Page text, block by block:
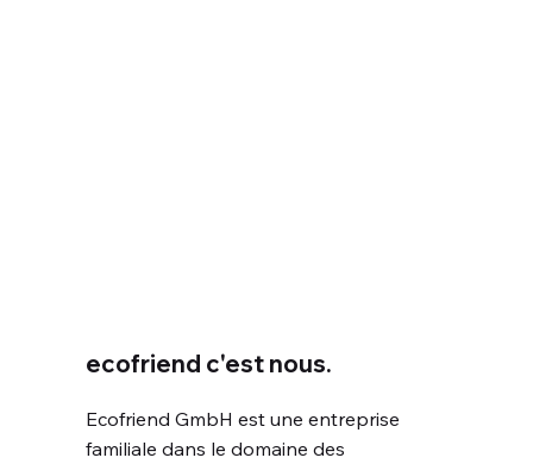
ecofriend c'est nous.
Ecofriend GmbH est une entreprise
familiale dans le domaine des